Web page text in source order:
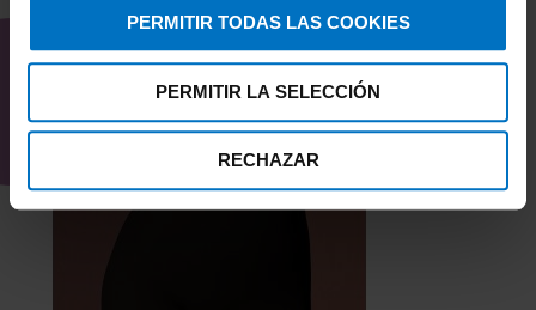
PERMITIR TODAS LAS COOKIES
PERMITIR LA SELECCIÓN
RECHAZAR
INTERESAR